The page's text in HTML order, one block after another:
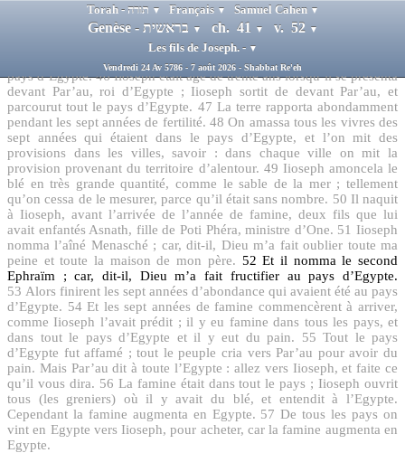
▼ Français ▼ Samuel Cahen ▼
▼ ch. 41 ▼ v. 52 ▼
Les fils de Joseph. - ▼
Vendredi 24 Av 5786 - 7 août 2026 - Shabbat Re'eh
Par’au dit à Ioseph : je suis Par’au, mais sans toi personne ne
lèvera la main, ni le pied, dans tout le pays d’Egypte.
appela le nom de Iioseph, Tsaphnath Panéa’h, et lui donna pour
femme Asnath, fille de Poti Phéra, ministre d’One. Iioseph traversa le
pays d’Egypte. 46 Iioseph était âgé de trente ans lorsqu’il se présenta
devant Par’au, roi d’Egypte ; Iioseph sortit de devant Par’au, et
parcourut tout le pays d’Egypte. 47 La terre rapporta abondamment
pendant les sept années de fertilité. 48 On amassa tous les vivres des
sept années qui étaient dans le pays d’Egypte, et l’on mit des
provisions dans les villes, savoir : dans chaque ville on mit la
provision provenant du territoire d’alentour. 49 Iioseph amoncela le
blé en très grande quantité, comme le sable de la mer ; tellement
qu’on cessa de le mesurer, parce qu’il était sans nombre. 50 Il naquit
à Iioseph, avant l’arrivée de l’année de famine, deux fils que lui
avait enfantés Asnath, fille de Poti Phéra, ministre d’One. 51 Iioseph
nomma l’aîné Menasché ; car, dit-il, Dieu m’a fait oublier toute ma
peine et toute la maison de mon père. 52 Et il nomma le second
Ephraïm ; car, dit-il, Dieu m’a fait fructifier au pays d’Egypte.
53 Alors finirent les sept années d’abondance qui avaient été au pays
d’Egypte. 54 Et les sept années de famine commencèrent à arriver,
comme Iioseph l’avait prédit ; il y eu famine dans tous les pays, et
dans tout le pays d’Egypte et il y eut du pain.
55 Tout le pays
d’Egypte fut affamé ; tout le peuple cria vers Par’au pour avoir du
pain. Mais Par’au dit à toute l’Egypte : allez vers Iioseph, et faite ce
qu’il vous dira. 56 La famine était dans tout le pays ; Iioseph ouvrit
tous (les greniers) où il y avait du blé, et entendit à l’Egypte.
Cependant la famine augmenta en Egypte. 57 De tous les pays on
vint en Egypte vers Iioseph, pour acheter, car la famine augmenta en
Egypte.